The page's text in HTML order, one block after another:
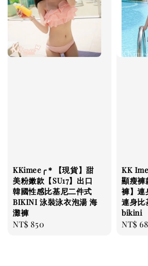
KKimee╭＊【現貨】甜
美粉嫩款【SU17】出口
韓國性感比基尼二件式
BIKINI 泳裝泳衣泡湯 海
灘褲
Regular
NT$ 850
KK
顯瘦褲
褲】連
連身比
bikini
NT$